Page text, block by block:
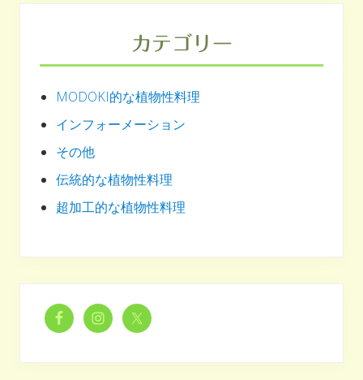
カテゴリー
MODOKI的な植物性料理
インフォーメーション
その他
伝統的な植物性料理
超加工的な植物性料理